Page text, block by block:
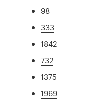
98
333
1842
732
1375
1969